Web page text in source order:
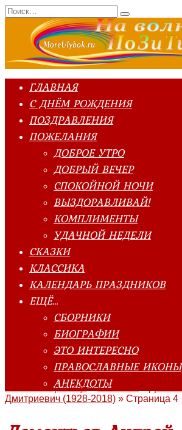
Перейти
к
содержанию
Search
for:
ГЛАВНАЯ
С ДНЁМ РОЖДЕНИЯ
ПОЗДРАВЛЕНИЯ
ПОЖЕЛАНИЯ
ДОБРОЕ УТРО
ДОБРЫЙ ВЕЧЕР
СПОКОЙНОЙ НОЧИ
ВЫЗДОРАВЛИВАЙ!
КОМПЛИМЕНТЫ
УДАЧНОЙ НЕДЕЛИ
СКАЗКИ
КЛАССИКА
КАЛЕНДАРЬ ПРАЗДНИКОВ
ЕЩЁ…
СБОРНИКИ
БИОГРАФИИ
ЭТО ИНТЕРЕСНО
ПРАВОСЛАВНЫЕ ИКОНЫ
АНЕКДОТЫ
Главная страница»Классика
Дмитриевич (1928-2018) » Страница 4